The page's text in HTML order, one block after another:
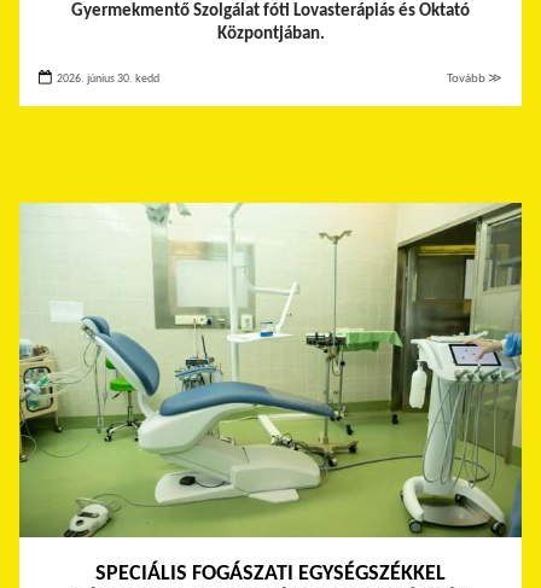
Gyermekmentő Szolgálat fóti Lovasterápiás és Oktató
Központjában.
2026. június 30. kedd Tovább ≫
SPECIÁLIS FOGÁSZATI EGYSÉGSZÉKKEL